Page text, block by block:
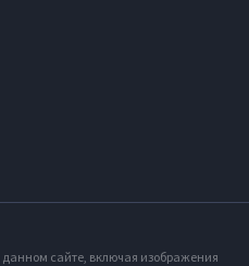
сайте, включая изображения